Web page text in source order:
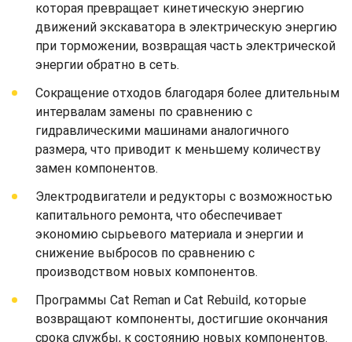
которая превращает кинетическую энергию
движений экскаватора в электрическую энергию
при торможении, возвращая часть электрической
энергии обратно в сеть.
Сокращение отходов благодаря более длительным
интервалам замены по сравнению с
гидравлическими машинами аналогичного
размера, что приводит к меньшему количеству
замен компонентов.
Электродвигатели и редукторы с возможностью
капитального ремонта, что обеспечивает
экономию сырьевого материала и энергии и
снижение выбросов по сравнению с
производством новых компонентов.
Программы Cat Reman и Cat Rebuild, которые
возвращают компоненты, достигшие окончания
срока службы, к состоянию новых компонентов.